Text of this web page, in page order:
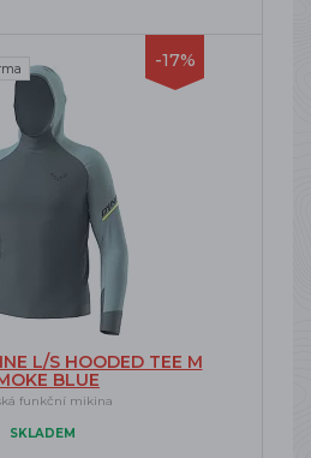
-17%
L/S HOODED TEE M
BLUE
funkční mikina
SKLADEM